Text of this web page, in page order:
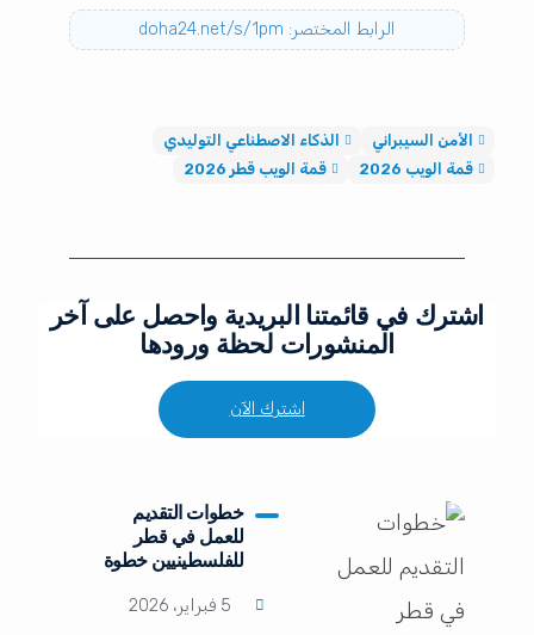
الرابط المختصر: doha24.net/s/1pm
الأمن السيبراني
الذكاء الاصطناعي التوليدي
قمة الويب 2026
قمة الويب قطر 2026
اشترك في قائمتنا البريدية واحصل على آخر
المنشورات لحظة ورودها
اشترك الآن
خطوات التقديم
للعمل في قطر
للفلسطينيين خطوة
5 فبراير، 2026